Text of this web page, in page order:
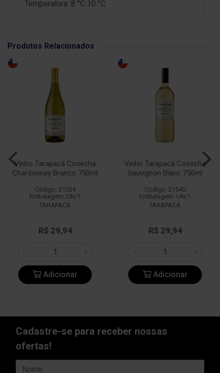
Temperatura: 8 °C 10 °C
Produtos Relacionados
Vinho Tarapacá Cosecha
Chardonnay Branco 750ml
Código: 21534
Embalagem: UN/1
TARAPACÁ
R$ 29,94
Adicionar
Vinho Tarapacá Cosecha
Sauvignon Blanc 750ml
Código: 21540
Embalagem: UN/1
TARAPACÁ
R$ 29,94
Adicionar
Cadastre-se para receber nossas
ofertas!